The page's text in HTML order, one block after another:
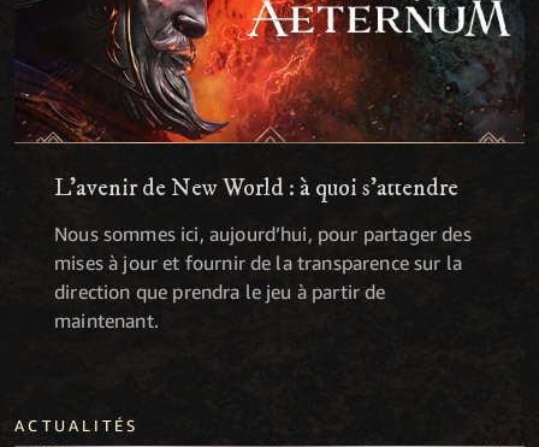
L'avenir de New World : à quoi s'attendre
Nous sommes ici, aujourd’hui, pour partager des
mises à jour et fournir de la transparence sur la
direction que prendra le jeu à partir de
maintenant.
ACTUALITÉS